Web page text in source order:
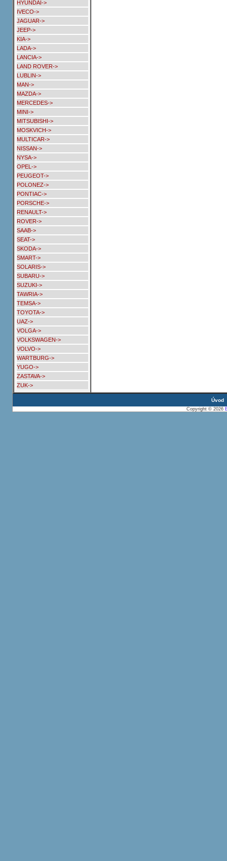
HYUNDAI->
IVECO->
JAGUAR->
JEEP->
KIA->
LADA->
LANCIA->
LAND ROVER->
LUBLIN->
MAN->
MAZDA->
MERCEDES->
MINI->
MITSUBISHI->
MOSKVICH->
MULTICAR->
NISSAN->
NYSA->
OPEL->
PEUGEOT->
POLONEZ->
PONTIAC->
PORSCHE->
RENAULT->
ROVER->
SAAB->
SEAT->
SKODA->
SMART->
SOLARIS->
SUBARU->
SUZUKI->
TAWRIA->
TEMSA->
TOYOTA->
UAZ->
VOLGA->
VOLKSWAGEN->
VOLVO->
WARTBURG->
YUGO->
ZASTAVA->
ZUK->
Úvod
Copyright © 2026